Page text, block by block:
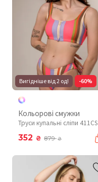
Вигідніше від 2 од! -60%
Кольорові смужки
Труси купальні сліпи 411CS
352 ₴ 879₴